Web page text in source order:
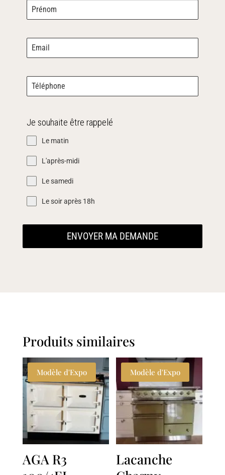
Je souhaite être rappelé
Le matin
L'après-midi
Le samedi
Le soir après 18h
ENVOYER MA DEMANDE
Produits similaires
Modèle d'Expo
AGA R3
Modèle d'Expo
Lacanche